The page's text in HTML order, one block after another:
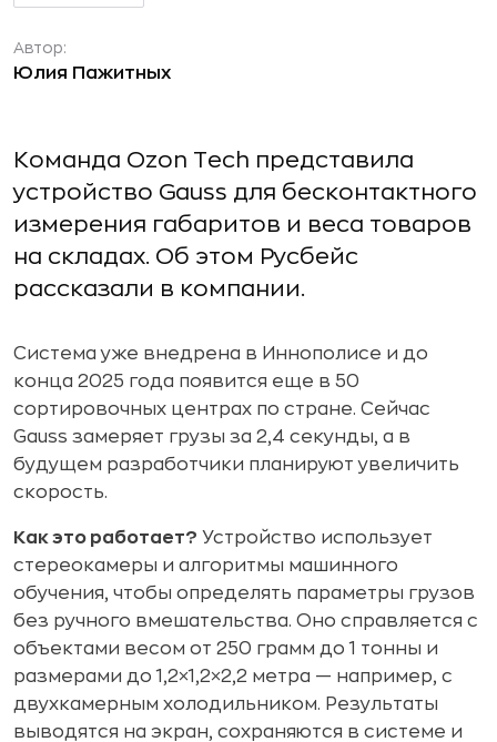
Автор:
Юлия Пажитных
Команда Ozon Tech представила
устройство Gauss для бесконтактного
измерения габаритов и веса товаров
на складах. Об этом Русбейс
рассказали в компании.
Система уже внедрена в Иннополисе и до
конца 2025 года появится еще в 50
сортировочных центрах по стране. Сейчас
Gauss замеряет грузы за 2,4 секунды, а в
будущем разработчики планируют увеличить
скорость.
Как это работает? Устройство использует
стереокамеры и алгоритмы машинного
обучения, чтобы определять параметры грузов
без ручного вмешательства. Оно справляется с
объектами весом от 250 грамм до 1 тонны и
размерами до 1,2×1,2×2,2 метра — например, с
двухкамерным холодильником. Результаты
выводятся на экран, сохраняются в системе и